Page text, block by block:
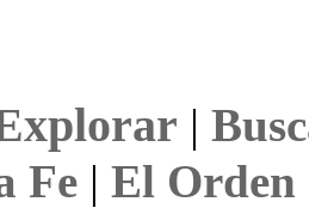
|
Fe| El Orden